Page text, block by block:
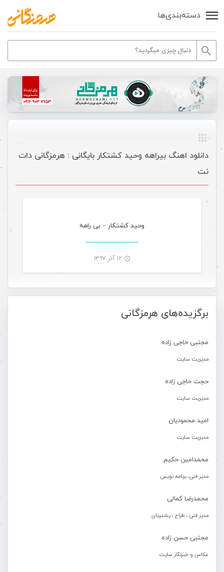
دسته‌بندی‌ها
برگزیده‌های هرمزگانی
مجتبی حاجی زاده
مدیریت سایت
حجت حاجی زاده
مدیریت سایت
امید محمودیان
مدیریت سایت
محمدامین حکیم
مدیر فنی، برنامه نویس
محمدرضا کمالی
مدیر فنی ، طراح ، پشتیبان
مجتبی حسن زاده
عکاس و خبرنگار سایت
دانلود اهنگ بیراهه وحید کشتکار بایگانی : هرمزگانی دات
نت
وحید کشتکار – بی راهه
۱۲ آذر ۱۳۹۷